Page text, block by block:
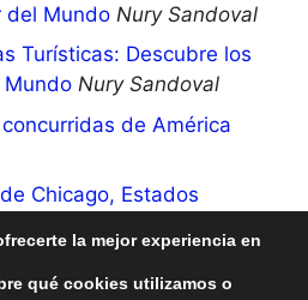
del Mundo Nury Sandoval
Turísticas: Descubre los
Mundo Nury Sandoval
de América
Chicago, Estados
la mejor experiencia en
qué cookies utilizamos o